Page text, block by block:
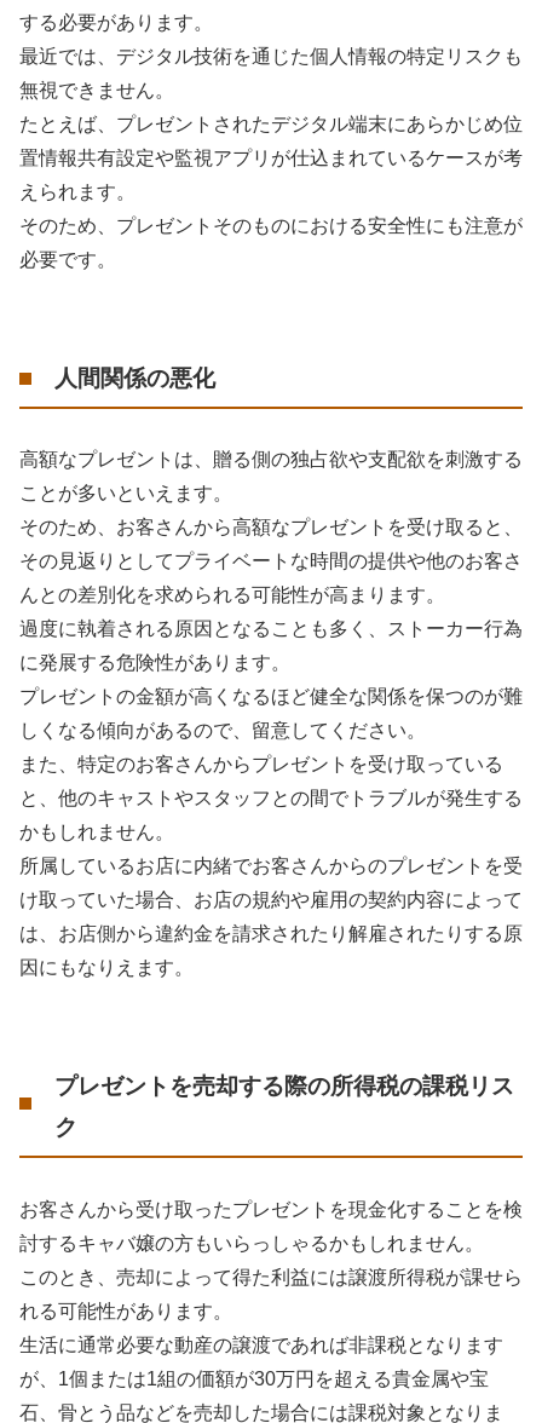
する必要があります。
最近では、デジタル技術を通じた個人情報の特定リスクも
無視できません。
たとえば、プレゼントされたデジタル端末にあらかじめ位
置情報共有設定や監視アプリが仕込まれているケースが考
えられます。
そのため、プレゼントそのものにおける安全性にも注意が
必要です。
人間関係の悪化
高額なプレゼントは、贈る側の独占欲や支配欲を刺激する
ことが多いといえます。
そのため、お客さんから高額なプレゼントを受け取ると、
その見返りとしてプライベートな時間の提供や他のお客さ
んとの差別化を求められる可能性が高まります。
過度に執着される原因となることも多く、ストーカー行為
に発展する危険性があります。
プレゼントの金額が高くなるほど健全な関係を保つのが難
しくなる傾向があるので、留意してください。
また、特定のお客さんからプレゼントを受け取っている
と、他のキャストやスタッフとの間でトラブルが発生する
かもしれません。
所属しているお店に内緒でお客さんからのプレゼントを受
け取っていた場合、お店の規約や雇用の契約内容によって
は、お店側から違約金を請求されたり解雇されたりする原
因にもなりえます。
プレゼントを売却する際の所得税の課税リス
ク
お客さんから受け取ったプレゼントを現金化することを検
討するキャバ嬢の方もいらっしゃるかもしれません。
このとき、売却によって得た利益には譲渡所得税が課せら
れる可能性があります。
生活に通常必要な動産の譲渡であれば非課税となります
が、1個または1組の価額が30万円を超える貴金属や宝
石、骨とう品などを売却した場合には課税対象となりま